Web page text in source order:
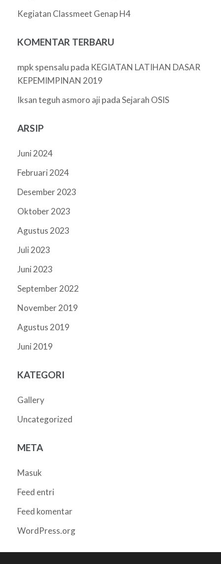
Kegiatan Classmeet Genap H4
KOMENTAR TERBARU
mpk spensalu pada KEGIATAN LATIHAN DASAR
KEPEMIMPINAN 2019
Iksan teguh asmoro aji padaSejarah OSIS
ARSIP
Juni 2024
Februari 2024
Desember 2023
Oktober 2023
Agustus 2023
Juli 2023
Juni 2023
September 2022
November 2019
Agustus 2019
Juni 2019
KATEGORI
Gallery
Uncategorized
META
Masuk
Feed entri
Feed komentar
WordPress.org